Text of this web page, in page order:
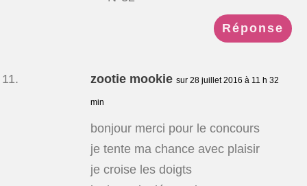
Réponse
zootie mookie sur 28 juillet 2016 à 11 h 32
min
bonjour merci pour le concours
je tente ma chance avec plaisir
je croise les doigts